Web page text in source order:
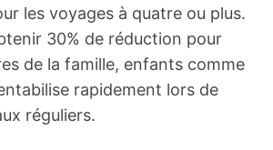
les voyages à quatre ou plus.
30% de réduction pour
de la famille, enfants comme
rapidement lors de
réguliers.